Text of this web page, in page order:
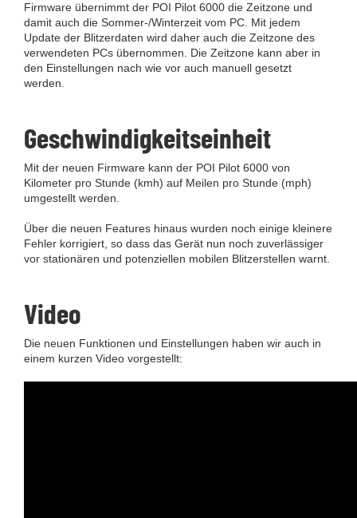
Firmware übernimmt der POI Pilot 6000 die Zeitzone und
damit auch die Sommer-/Winterzeit vom PC. Mit jedem
Update der Blitzerdaten wird daher auch die Zeitzone des
verwendeten PCs übernommen. Die Zeitzone kann aber in
den Einstellungen nach wie vor auch manuell gesetzt
werden.
Geschwindigkeitseinheit
Mit der neuen Firmware kann der POI Pilot 6000 von
Kilometer pro Stunde (kmh) auf Meilen pro Stunde (mph)
umgestellt werden.
Über die neuen Features hinaus wurden noch einige kleinere
Fehler korrigiert, so dass das Gerät nun noch zuverlässiger
vor stationären und potenziellen mobilen Blitzerstellen warnt.
Video
Die neuen Funktionen und Einstellungen haben wir auch in
einem kurzen Video vorgestellt: